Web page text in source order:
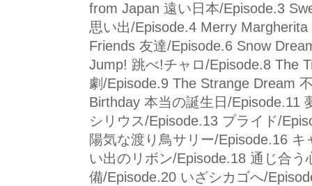
from Japan 遠い日本/Episode.3
思い出/Episode.4 Merry
Friends 友達/Episode.6 Snow
Jump! 跳べ!チャロ/Episode.8 The
劇/Episode.9 The Strange Dream
Birthday 本当の誕生日/Episode.11
シリウス/Episode.13 プライド/
陽気な渡り鳥サリー/Episode.16
い出のリボン/Episode.18 通じ合う
備/Episode.20 いざシカゴへ/